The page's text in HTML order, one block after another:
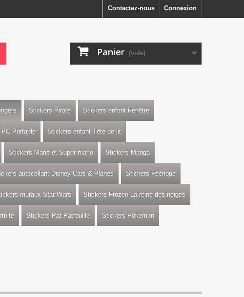
Connexion
Contactez-nous
Panier (vide)
Stickers Pirate Stickers enfant Fenêtre
Portable Stickers enfant Tête de lit
Stickers Mario et Super mario Stickers Manga
autocollant Disney Cars & Planes Stichers Féérique
muraux Star Wars Stickers Frozen La reine des neiges
Stickers Pat Patrouille Stickers Pokemon